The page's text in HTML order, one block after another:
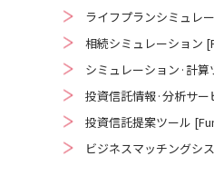
ライフプランシミュレ
相続シミュレーション
シミュレーション·計
投資信託情報·分析サー
投資信託提案ツール
ビジネスマッチングシ